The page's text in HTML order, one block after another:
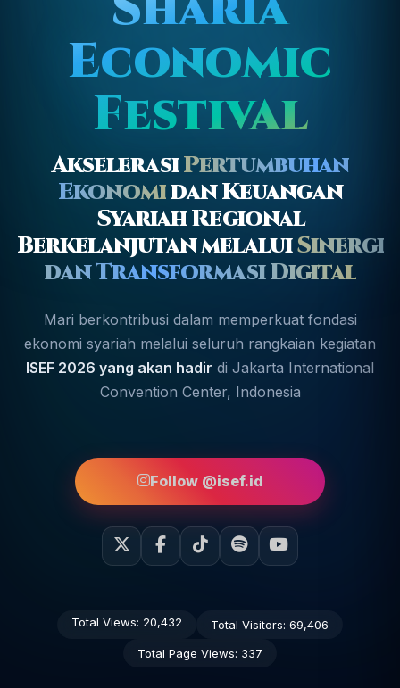
Economic
Festival
AkselerasiPertumbuhan
Ekonomidan Keuangan
Syariah Regional
Berkelanjutan melaluiSinergi
dan Transformasi Digital
Mari berkontribusi dalam memperkuat fondasi
ekonomi syariah melalui seluruh rangkaian kegiatan
ISEF 2026 yang akan hadir di Jakarta International
Convention Center, Indonesia
Follow @isef.id
Total Views: 20,432 Total Visitors: 69,406
Total Page Views: 337